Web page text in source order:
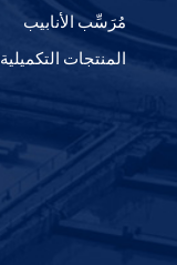
مُرَسِّب الأنابيب
المنتجات التكميلية